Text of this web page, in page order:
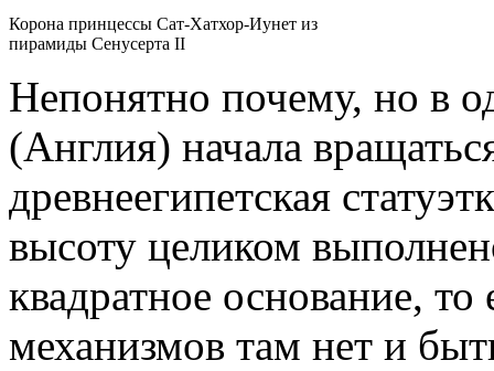
Корона принцессы Сат-Хатхор-Иунет из
пирамиды Сенусерта II
Непонятно почему, но в
(Англия) начала
древнеегипетская
высоту целиком
квадратное основание,
механизмов там нет и